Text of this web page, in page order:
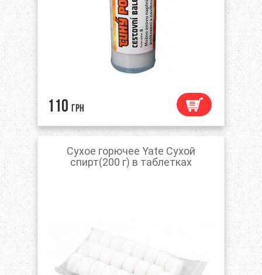
110 грн
Сухое горючее Yate Сухой
спирт(200 г) в таблетках